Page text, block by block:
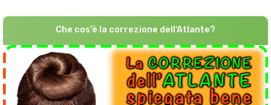
Che cos'è la correzione dell'Atlante?